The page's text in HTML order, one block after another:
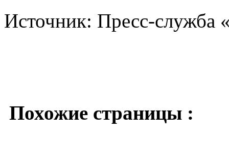
Источник: Пресс-служба
Похожие страницы :